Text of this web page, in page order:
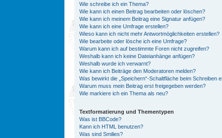
Wie schreibe ich ein Thema?
Wie kann ich einen Beitrag bearbeiten oder löschen?
Wie kann ich meinem Beitrag eine Signatur anfügen?
Wie kann ich eine Umfrage erstellen?
Wieso kann ich nicht mehr Antwortmöglichkeiten erstellen?
Wie bearbeite oder lösche ich eine Umfrage?
Warum kann ich auf bestimmte Foren nicht zugreifen?
Weshalb kann ich keine Dateianhänge anfügen?
Weshalb wurde ich verwarnt?
Wie kann ich Beiträge den Moderatoren melden?
Was bewirkt die „Speichern“-Schaltfläche beim Schreiben
Warum muss mein Beitrag erst freigegeben werden?
Wie markiere ich ein Thema als neu?
Textformatierung und Thementypen
Was ist BBCode?
Kann ich HTML benutzen?
Was sind Smilies?